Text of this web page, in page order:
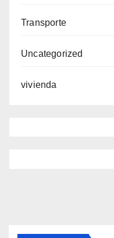
Transporte
Uncategorized
vivienda